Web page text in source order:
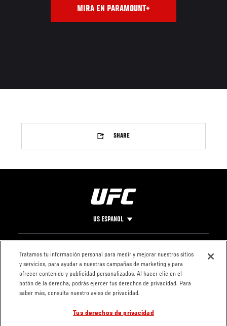
MIRA EN PARAMOUNT+
SHARE
US ESPANOL
Pie
de
Página
CONTACTO
LEGAL
Condiciones
Política de
privacidad
Tratamos tu información personal para medir y mejorar nuestros sitios
y servicios, para ayudar a nuestras campañas de marketing y para
ofrecer contenido y publicidad personalizados. Al hacer clic en el
botón de la derecha, podrás ejercer tus derechos de privacidad. Para
saber más, consulta nuestro aviso de privacidad.
Tus derechos de privacidad